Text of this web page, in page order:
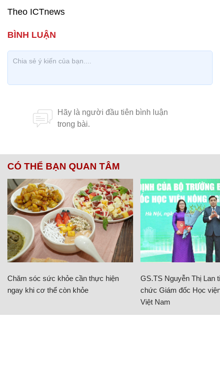
Theo ICTnews
CÓ THỂ BẠN QUAN TÂM
Chăm sóc sức khỏe cần thực hiện
ngay khi cơ thể còn khỏe
GS.TS Nguyễn Thị Lan
chức Giám đốc Học
Việt Nam